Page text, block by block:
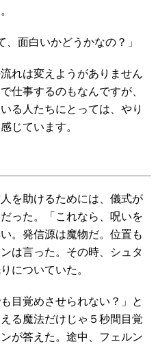
面白いかどうかなの？」
れは変えようがありません
仕事するのもなんですが、
る人たちにとっては、やり
じています。
を助けるためには、儀式が
った。「これなら、呪いを
。発信源は魔物だ。位置も
は言った。その時、シュタ
についていた。
目覚めさせられない？」と
る魔法だけじゃ５秒間目覚
が答えた。途中、フェルン